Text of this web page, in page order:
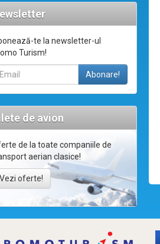
te la newsletter-ul
Turism!
de avion
de la toate companiile de
aerian clasice!
Vezi oferte!